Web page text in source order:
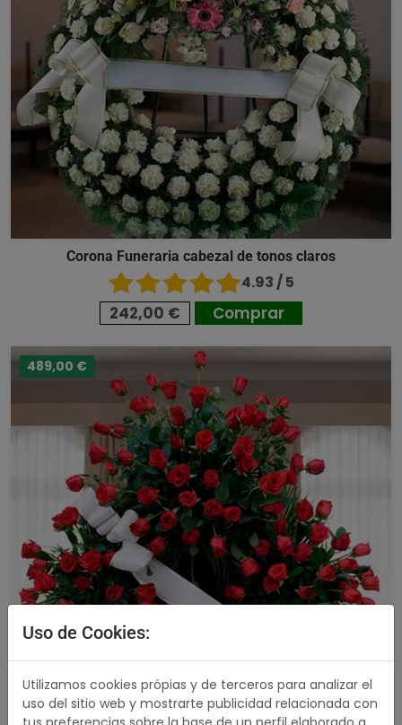
Corona Funeraria cabezal de tonos claros
4.93 / 5
242,00 € Comprar
489,00 €
Uso de Cookies:
Utilizamos cookies própias y de terceros para analizar el
uso del sitio web y mostrarte publicidad relacionada con